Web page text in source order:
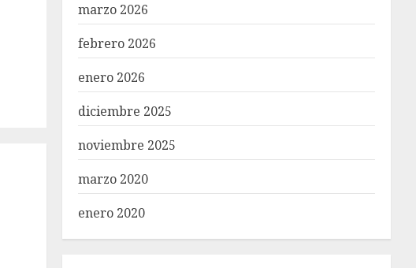
marzo 2026
febrero 2026
enero 2026
diciembre 2025
noviembre 2025
marzo 2020
enero 2020